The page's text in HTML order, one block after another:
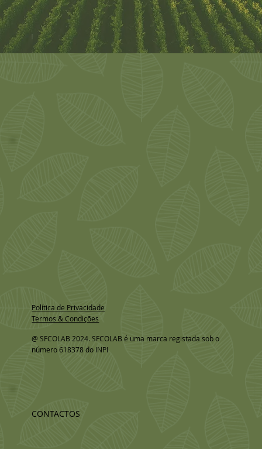
CONTACTOS
Política de Privacidade
Termos & Condições
@ SFCOLAB 2024. SFCOLAB é uma marca registada sob o
número 618378 do INPI